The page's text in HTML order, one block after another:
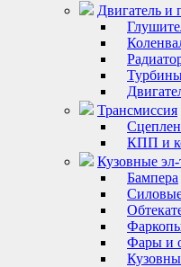
Двигатель и
Трансмиссия
КПП и
Кузовные
Бампера
Фары и